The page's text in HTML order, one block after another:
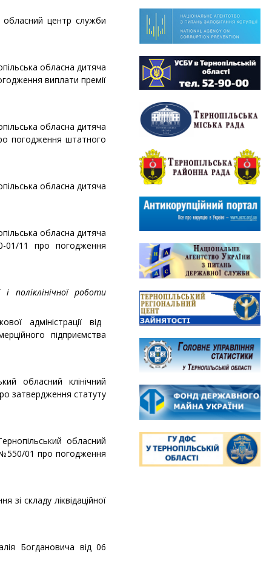
обласний центр служби
обласна дитяча
виплати премії
обласна дитяча
погодження штатного
обласна дитяча
обласна дитяча
01/11 про погодження
поліклінічної роботи
адміністрації від
підприємства
обласний клінічний
затвердження статуту
обласний
№550/01 про погодження
складу ліквідаційної
Богдановича від 06